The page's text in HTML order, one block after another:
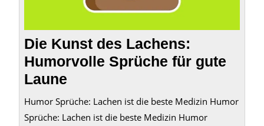
Die Kunst des Lachens:
Humorvolle Sprüche für gute
Laune
Humor Sprüche: Lachen ist die beste Medizin Humor
Sprüche: Lachen ist die beste Medizin Humor